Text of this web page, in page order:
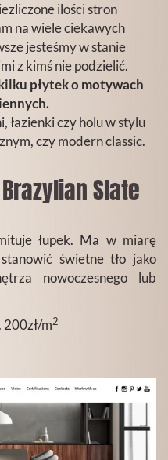
ilości stron
na wiele ciekawych
jesteśmy w stanie
z kimś nie podzielić.
płytek o motywach
łazienki czy holu w stylu
czy modern classic.
Slate
łupek. Ma w miarę
świetne tło jako
nowoczesnego lub
200zł/m2